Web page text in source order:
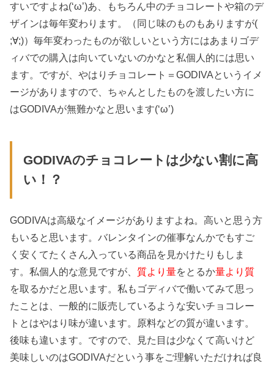
すいですよね(‘ω’)あ、もちろん中のチョコレートや箱のデ
ザインは毎年変わります。（同じ味のものもありますが(
;∀;)）毎年変わったものが欲しいという方にはあまりゴデ
ィバでの購入は向いていないのかなと私個人的には思い
ます。ですが、やはりチョコレート＝GODIVAというイメ
ージがありますので、ちゃんとしたものを渡したい方に
はGODIVAが無難かなと思います(‘ω’)
GODIVAのチョコレートは少ない割に高
い！？
GODIVAは高級なイメージがありますよね。高いと思う方
もいると思います。バレンタインの催事なんかでもすご
く安くてたくさん入っている商品を見かけたりもしま
す。私個人的な意見ですが、 質より量をとるか量より質
を取るかだと思います。私もゴディバで働いてみて思っ
たことは、一般的に販売しているような安いチョコレー
トとはやはり味が違います。原料などの質が違います。
後味も違います。ですので、見た目は少なくて高いけど
美味しいのはGODIVAだという事をご理解いただければ良